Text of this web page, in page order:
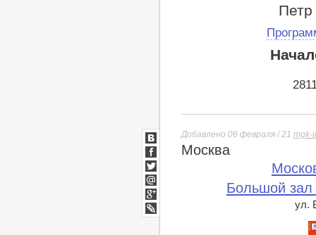
Петр
Добавлено 06 февраля / 21 mgk-
Москва
Большой зал
ул.
ВКонтакте
Facebook
Twitter
Мой
Мир
Google+
lj